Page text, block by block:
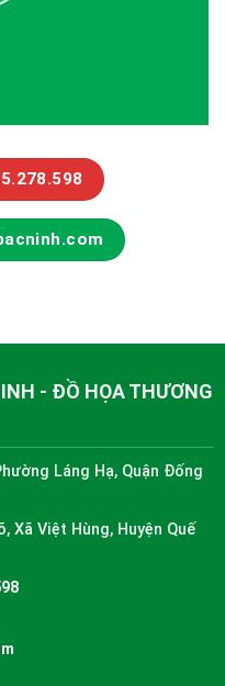
- ĐỒ HỌA THƯƠNG
Láng Hạ, Quận Đống
Xã Việt Hùng, Huyện Quế